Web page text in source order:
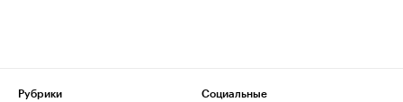
Рубрики
Социальные